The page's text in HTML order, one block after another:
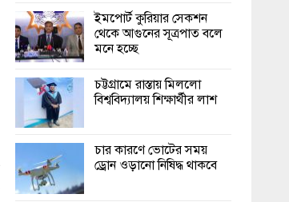
ইমপোর্ট কুরিয়ার সেকশন
থেকে আগুনের সূত্রপাত বলে
মনে হচ্ছে
চট্টগ্রামে রাস্তায় মিললো
বিশ্ববিদ্যালয় শিক্ষার্থীর লাশ
চার কারণে ভোটের সময়
ড্রোন ওড়ানো নিষিদ্ধ থাকবে